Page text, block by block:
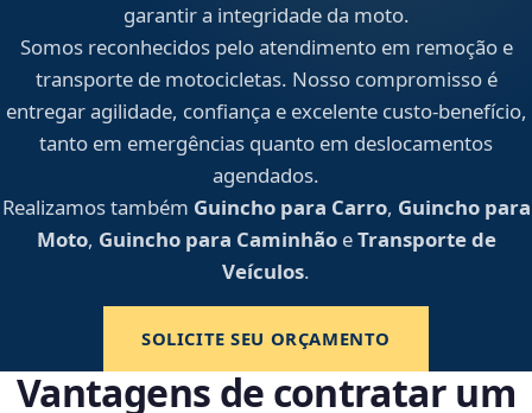
garantir a integridade da moto.
Somos reconhecidos pelo atendimento em remoção e
transporte de motocicletas. Nosso compromisso é
entregar agilidade, confiança e excelente custo-benefício,
tanto em emergências quanto em deslocamentos
agendados.
Realizamos também Guincho para Carro, Guincho para
Moto, Guincho para CaminhãoeTransporte de
Veículos.
SOLICITE SEU ORÇAMENTO
Vantagens de contratar um